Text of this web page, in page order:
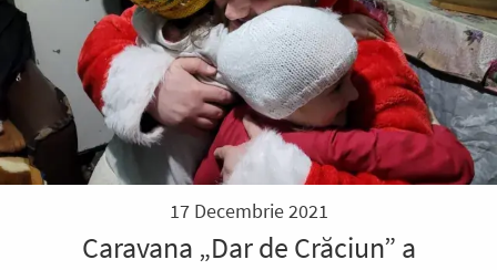
17 Decembrie 2021
Caravana „Dar de Crăciun” a